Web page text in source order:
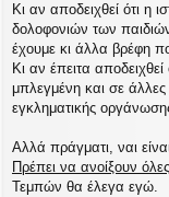
Κι αν αποδειχθεί ότι η
δολοφονιών των
έχουμε κι άλλα βρέφη
Κι αν έπειτα
μπλεγμένη και σε άλλες
εγκληματικής
Αλλά πράγματι, ναι
Πρέπει να ανοίξουν
Τεμπών θα έλεγα εγώ.